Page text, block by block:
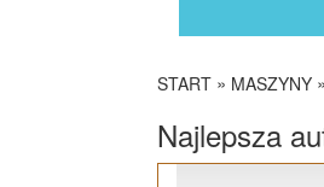
START » MASZYNY »
Najlepsza